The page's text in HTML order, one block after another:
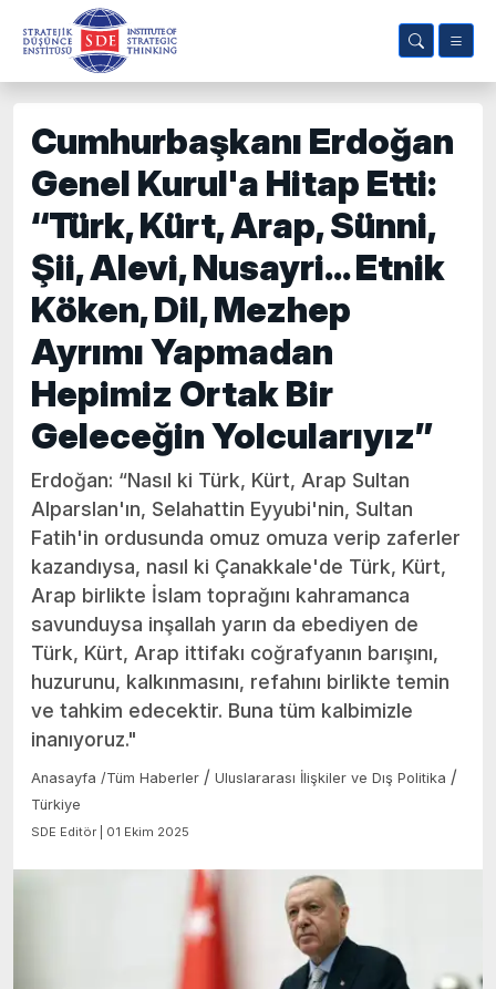
Cumhurbaşkanı Erdoğan
Genel Kurul'a Hitap Etti:
“Türk, Kürt, Arap, Sünni,
Şii, Alevi, Nusayri... Etnik
Köken, Dil, Mezhep
Ayrımı Yapmadan
Hepimiz Ortak Bir
Geleceğin Yolcularıyız”
Erdoğan: “Nasıl ki Türk, Kürt, Arap Sultan
Alparslan'ın, Selahattin Eyyubi'nin, Sultan
Fatih'in ordusunda omuz omuza verip zaferler
kazandıysa, nasıl ki Çanakkale'de Türk, Kürt,
Arap birlikte İslam toprağını kahramanca
savunduysa inşallah yarın da ebediyen de
Türk, Kürt, Arap ittifakı coğrafyanın barışını,
huzurunu, kalkınmasını, refahını birlikte temin
ve tahkim edecektir. Buna tüm kalbimizle
inanıyoruz."
Anasayfa /Tüm Haberler / Uluslararası İlişkiler ve Dış Politika /
Türkiye
SDE Editör | 01 Ekim 2025